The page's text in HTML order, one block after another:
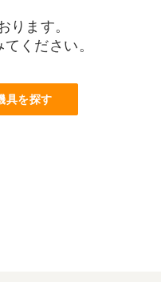
ります。
ください。
具を探す